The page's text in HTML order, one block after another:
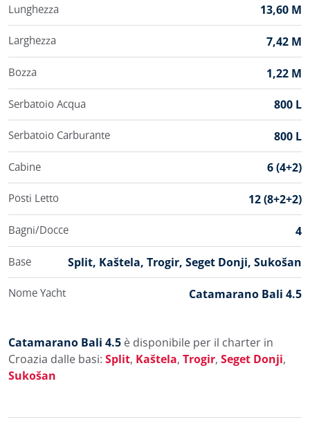
Lunghezza 13,60 M
Larghezza 7,42 M
Bozza 1,22 M
Serbatoio Acqua 800 L
Serbatoio Carburante 800 L
Cabine 6 (4+2)
Posti Letto 12 (8+2+2)
Bagni/Docce 4
Base Split, Kaštela, Trogir, Seget Donji, Sukošan
Nome Yacht Catamarano Bali 4.5
Catamarano Bali 4.5 è disponibile per il charter in
Croazia dalle basi: Split, Kaštela, Trogir, Seget Donji,
Sukošan